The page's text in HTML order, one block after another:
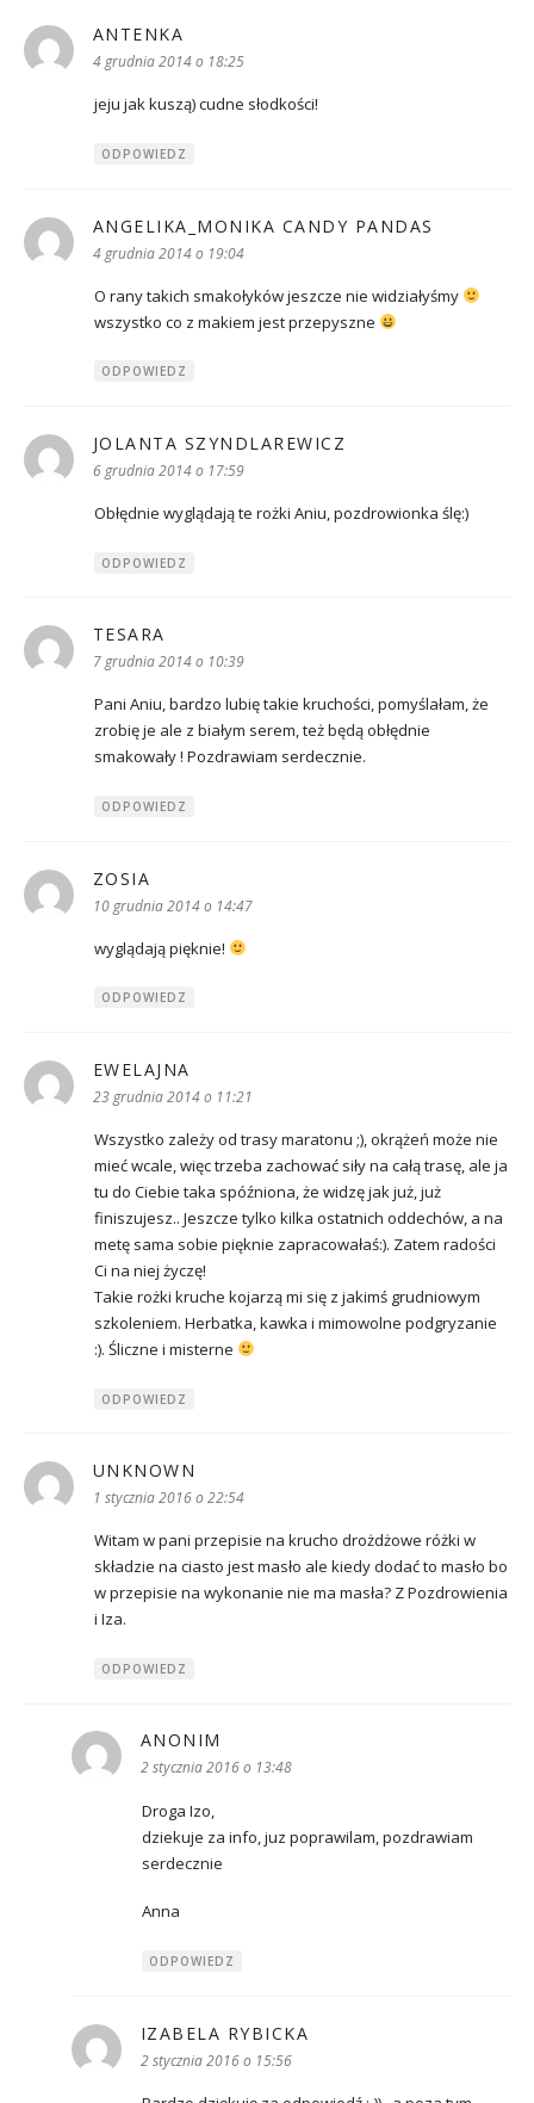
ANTENKA
4 grudnia 2014 o 18:25
jeju jak kuszą) cudne słodkości!
ODPOWIEDZ
ANGELIKA_MONIKA CANDY PANDAS
4 grudnia 2014 o 19:04
O rany takich smakołyków jeszcze nie widziałyśmy
wszystko co z makiem jest przepyszne
ODPOWIEDZ
JOLANTA SZYNDLAREWICZ
6 grudnia 2014 o 17:59
Obłędnie wyglądają te rożki Aniu, pozdrowionka ślę:)
ODPOWIEDZ
TESARA
7 grudnia 2014 o 10:39
Pani Aniu, bardzo lubię takie kruchości, pomyślałam, że
zrobię je ale z białym serem, też będą obłędnie
smakowały ! Pozdrawiam serdecznie.
ODPOWIEDZ
ZOSIA
10 grudnia 2014 o 14:47
wyglądają pięknie!
ODPOWIEDZ
EWELAJNA
23 grudnia 2014 o 11:21
Wszystko zależy od trasy maratonu ;), okrążeń może nie
mieć wcale, więc trzeba zachować siły na całą trasę, ale ja
tu do Ciebie taka spóźniona, że widzę jak już, już
finiszujesz.. Jeszcze tylko kilka ostatnich oddechów, a na
metę sama sobie pięknie zapracowałaś:). Zatem radości
Ci na niej życzę!
Takie rożki kruche kojarzą mi się z jakimś grudniowym
szkoleniem. Herbatka, kawka i mimowolne podgryzanie
:). Śliczne i misterne
ODPOWIEDZ
UNKNOWN
1 stycznia 2016 o 22:54
Witam w pani przepisie na krucho drożdżowe różki w
składzie na ciasto jest masło ale kiedy dodać to masło bo
w przepisie na wykonanie nie ma masła? Z Pozdrowienia
i Iza.
ODPOWIEDZ
ANONIM
2 stycznia 2016 o 13:48
Droga Izo,
dziekuje za info, juz poprawilam, pozdrawiam
serdecznie
Anna
ODPOWIEDZ
IZABELA RYBICKA
2 stycznia 2016 o 15:56